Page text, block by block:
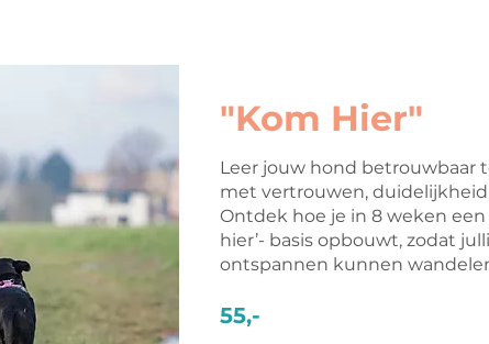
"Kom Hier"
Leer jouw hond betrouwbaar
met vertrouwen, duidelijkheid
Ontdek hoe je in 8 weken een
hier’- basis opbouwt, zodat
ontspannen kunnen
55,-